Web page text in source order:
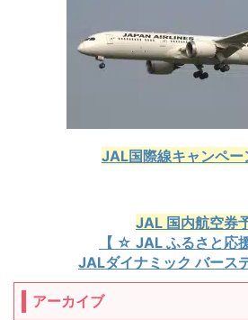
JAL国際線キャンペー
JAL 国内航空券
【 ☆ JAL ふるさと応
JALダイナミック バース
アーカイブ